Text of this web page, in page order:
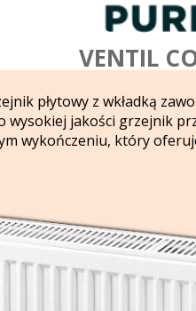
VENTIL
płytowy z wkładką
wysokiej jakości grzejnik
wykończeniu, który